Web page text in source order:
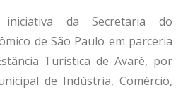
da Secretaria do
de São Paulo em parceria
Turística de Avaré, por
de Indústria, Comércio,